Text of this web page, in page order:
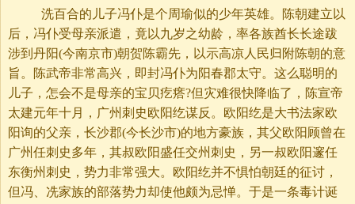
洗百合的儿子冯仆是个周瑜似的少年英雄。陈朝建立以
后，冯仆受母亲派遣，竟以九岁之幼龄，率各族酋长长途跋
涉到丹阳(今南京市)朝贺陈霸先，以示高凉人民归附陈朝的意
旨。陈武帝非常高兴，即封冯仆为阳春郡太守。这么聪明的
儿子，怎会不是母亲的宝贝疙瘩?但灾难很快降临了，陈宣帝
太建元年十月，广州刺史欧阳纥谋反。欧阳纥是大书法家欧
阳询的父亲，长沙郡(今长沙市)的地方豪族，其父欧阳顾曾在
广州任刺史多年，其叔欧阳盛任交州刺史，另一叔欧阳邃任
东衡州刺史，势力非常强大。欧阳纥并不惧怕朝廷的征讨，
但冯、冼家族的部落势力却使他颇为忌惮。于是一条毒计诞